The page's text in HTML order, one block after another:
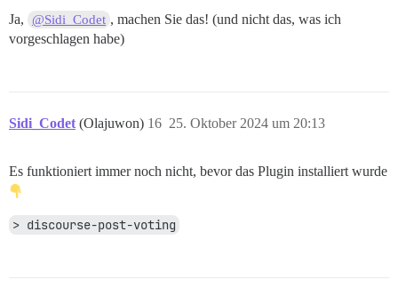
Ja, @Sidi_Codet , machen Sie das! (und nicht das, was ich
vorgeschlagen habe)
Sidi_Codet (Olajuwon) 25. Oktober 2024 um 20:13
16
Es funktioniert immer noch nicht, bevor das Plugin installiert wurde
> discourse-post-voting